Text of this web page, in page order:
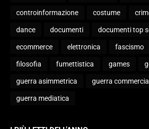
controinformazione costume
dance documenti documenti top
ecommerce elettronica fascismo
filosofia fumettistica games
guerra asimmetrica guerra
guerra mediatica